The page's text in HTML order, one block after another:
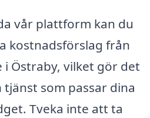
vår plattform kan du
kostnadsförslag från
Östraby, vilket gör det
som passar dina
Tveka inte att ta